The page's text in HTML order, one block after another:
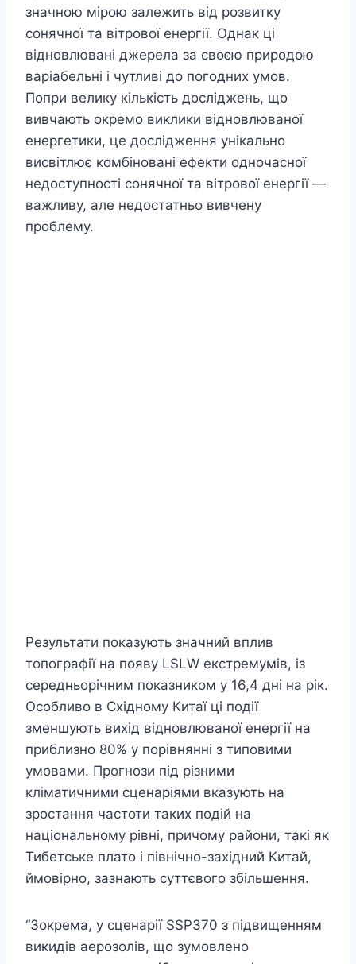
значною мірою залежить від розвитку
сонячної та вітрової енергії. Однак ці
відновлювані джерела за своєю природою
варіабельні і чутливі до погодних умов.
Попри велику кількість досліджень, що
вивчають окремо виклики відновлюваної
енергетики, це дослідження унікально
висвітлює комбіновані ефекти одночасної
недоступності сонячної та вітрової енергії —
важливу, але недостатньо вивчену
проблему.
Результати показують значний вплив
топографії на появу LSLW екстремумів, із
середньорічним показником у 16,4 дні на рік.
Особливо в Східному Китаї ці події
зменшують вихід відновлюваної енергії на
приблизно 80% у порівнянні з типовими
умовами. Прогнози під різними
кліматичними сценаріями вказують на
зростання частоти таких подій на
національному рівні, причому райони, такі як
Тибетське плато і північно-західний Китай,
ймовірно, зазнають суттєвого збільшення.
“Зокрема, у сценарії SSP370 з підвищенням
викидів аерозолів, що зумовлено